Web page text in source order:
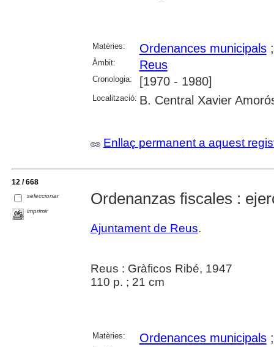
Matèries: Ordenances municipals
Àmbit: Reus
Cronologia: [1970 - 1980]
Localització: B. Central Xavier
Enllaç permanent a aquest
12 / 668
seleccionar
imprimir
Ordenanzas fiscales :
Ajuntament de Reus.
Reus : Gràficos Ribé, 1947
110 p. ; 21 cm
Matèries: Ordenances municipals